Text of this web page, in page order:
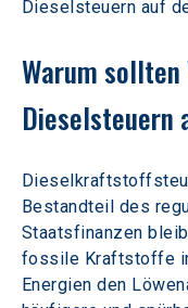
Dieselsteuern auf
Warum
Dieselsteuern
Bestandteil des
Staatsfinanzen
fossile Kraftstoffe
Energien den